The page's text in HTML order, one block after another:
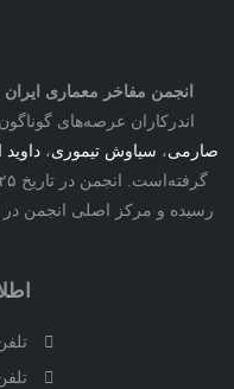
مفاخر معماری ایرانبه
عرصه‌های گوناگون
،سیاوش تیموری،داوید اوشانا
و مرکز اصلی انجمن در
تلفن:
021-88424345
تلفن:
021-88430313